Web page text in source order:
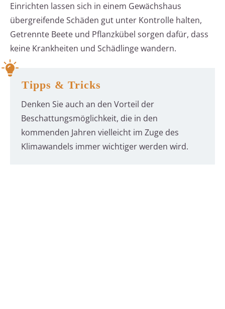
Einrichten lassen sich in einem Gewächshaus
übergreifende Schäden gut unter Kontrolle halten,
Getrennte Beete und Pflanzkübel sorgen dafür, dass
keine Krankheiten und Schädlinge wandern.
Tipps & Tricks
Denken Sie auch an den Vorteil der
Beschattungsmöglichkeit, die in den
kommenden Jahren vielleicht im Zuge des
Klimawandels immer wichtiger werden wird.